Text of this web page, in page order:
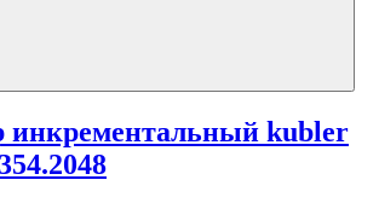
инкрементальный kubler